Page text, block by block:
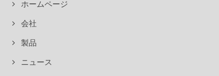
ホームページ
会社
製品
ニュース